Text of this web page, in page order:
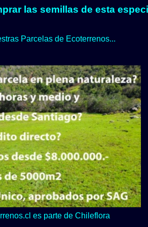
las semillas de esta
Parcelas de Ecoterrenos...
es parte de Chileflora
dominan en nuestro Loteo